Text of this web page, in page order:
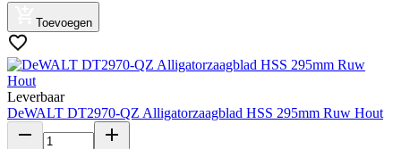
Toevoegen
Leverbaar
DeWALT DT2970-QZ Alligatorzaagblad HSS 295mm Ruw Hout